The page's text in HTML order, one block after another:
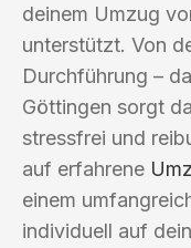
deinem Umzug
unterstützt. Von
Durchführung –
Göttingen sorgt
stressfrei und
auf erfahrene
einem
individuell auf